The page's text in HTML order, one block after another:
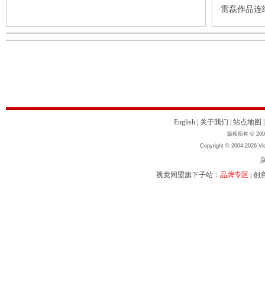
·雷磊作品
English 关于我们 站点地图
版权所有 ©
Copyright © 2004-2026
视觉同盟旗下子站： 品牌专区 创